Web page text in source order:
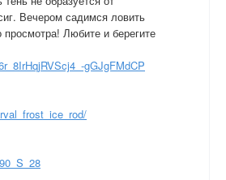
Вечером садимся ловить
Любите и берегите
gGJgFMdCP